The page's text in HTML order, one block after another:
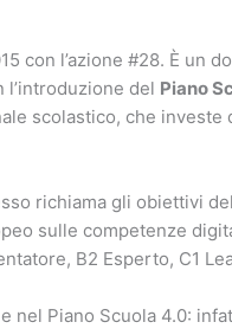
con l’azione #28. È un
del Piano
scolastico, che investe
richiama gli obiettivi
sulle competenze
B2 Esperto, C1
nel Piano Scuola 4.0: